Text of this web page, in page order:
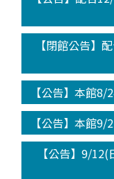
【閉館公告】
【公告】本館
【公告】本館
【公告】9/